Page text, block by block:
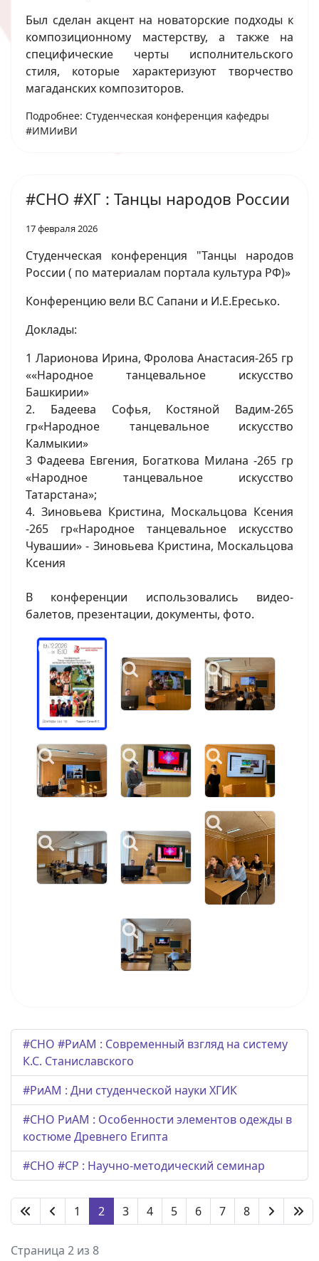
Был сделан акцент на новаторские подходы к
композиционному мастерству, а также на
специфические черты исполнительского
стиля, которые характеризуют творчество
магаданских композиторов.
Подробнее: Студенческая конференция кафедры
#ИМИиВИ
#СНО #ХГ : Танцы народов России
17 февраля 2026
Студенческая конференция "Танцы народов
России ( по материалам портала культура РФ)»
Конференцию вели В.С Сапани и И.Е.Ересько.
Доклады:
1 Ларионова Ирина, Фролова Анастасия-265 гр
««Народное танцевальное искусство
Башкирии»
2. Бадеева Софья, Костяной Вадим-265
гр«Народное танцевальное искусство
Калмыкии»
3 Фадеева Евгения, Богаткова Милана -265 гр
«Народное танцевальное искусство
Татарстана»;
4. Зиновьева Кристина, Москальцова Ксения
-265 гр«Народное танцевальное искусство
Чувашии» - Зиновьева Кристина, Москальцова
Ксения
В конференции использовались видео-
балетов, презентации, документы, фото.
#СНО #РиАМ : Современный взгляд на систему
К.С. Станиславского
#РиАМ : Дни студенческой науки ХГИК
#СНО РиАМ : Особенности элементов одежды в
костюме Древнего Египта
#СНО #СР : Научно-методический семинар
1 2 3 4 5 6 7 8
Страница 2 из 8